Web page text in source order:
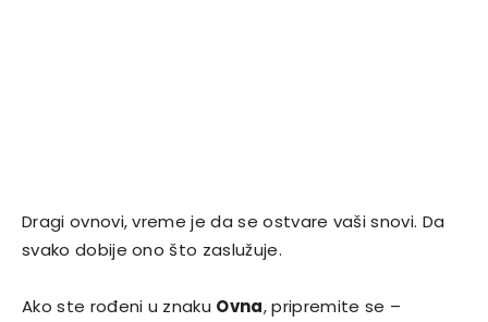
Dragi ovnovi, vreme je da se ostvare vaši snovi. Da
svako dobije ono što zaslužuje.
Ako ste rođeni u znaku Ovna, pripremite se –